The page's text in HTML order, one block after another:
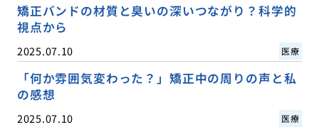
矯正バンドの材質と臭いの深いつながり？科学的
視点から
2025.07.10 医療
「何か雰囲気変わった？」矯正中の周りの声と私
の感想
2025.07.10 医療